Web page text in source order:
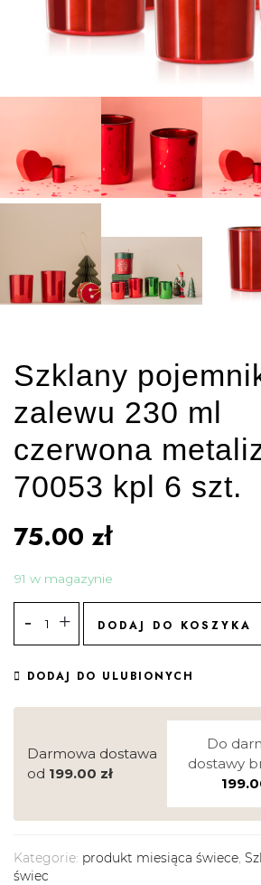
Szklany
zalewu 230 ml
czerwona
70053 kpl 6 szt.
75.00 zł
91 w magazynie
DODAJ DO KOSZYKA
DODAJ DO ULUBIONYCH
Darmowa dostawa
od 199.00 zł
Do
dostawy
Kategorie: produkt miesiąca świece,
świec